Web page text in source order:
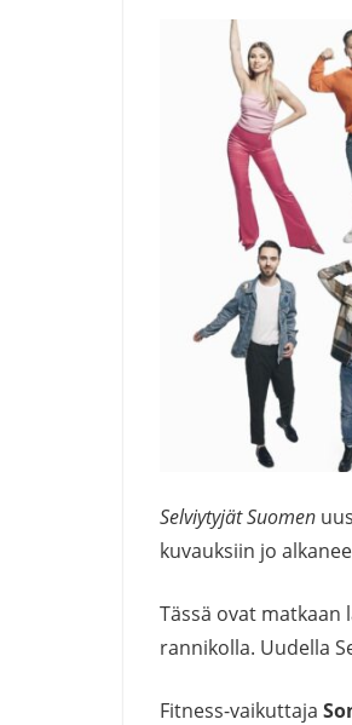
Selviytyjät Suomen
kuvauksiin jo
Tässä ovat matkaan
rannikolla. Uudella
Fitness-vaikuttaja